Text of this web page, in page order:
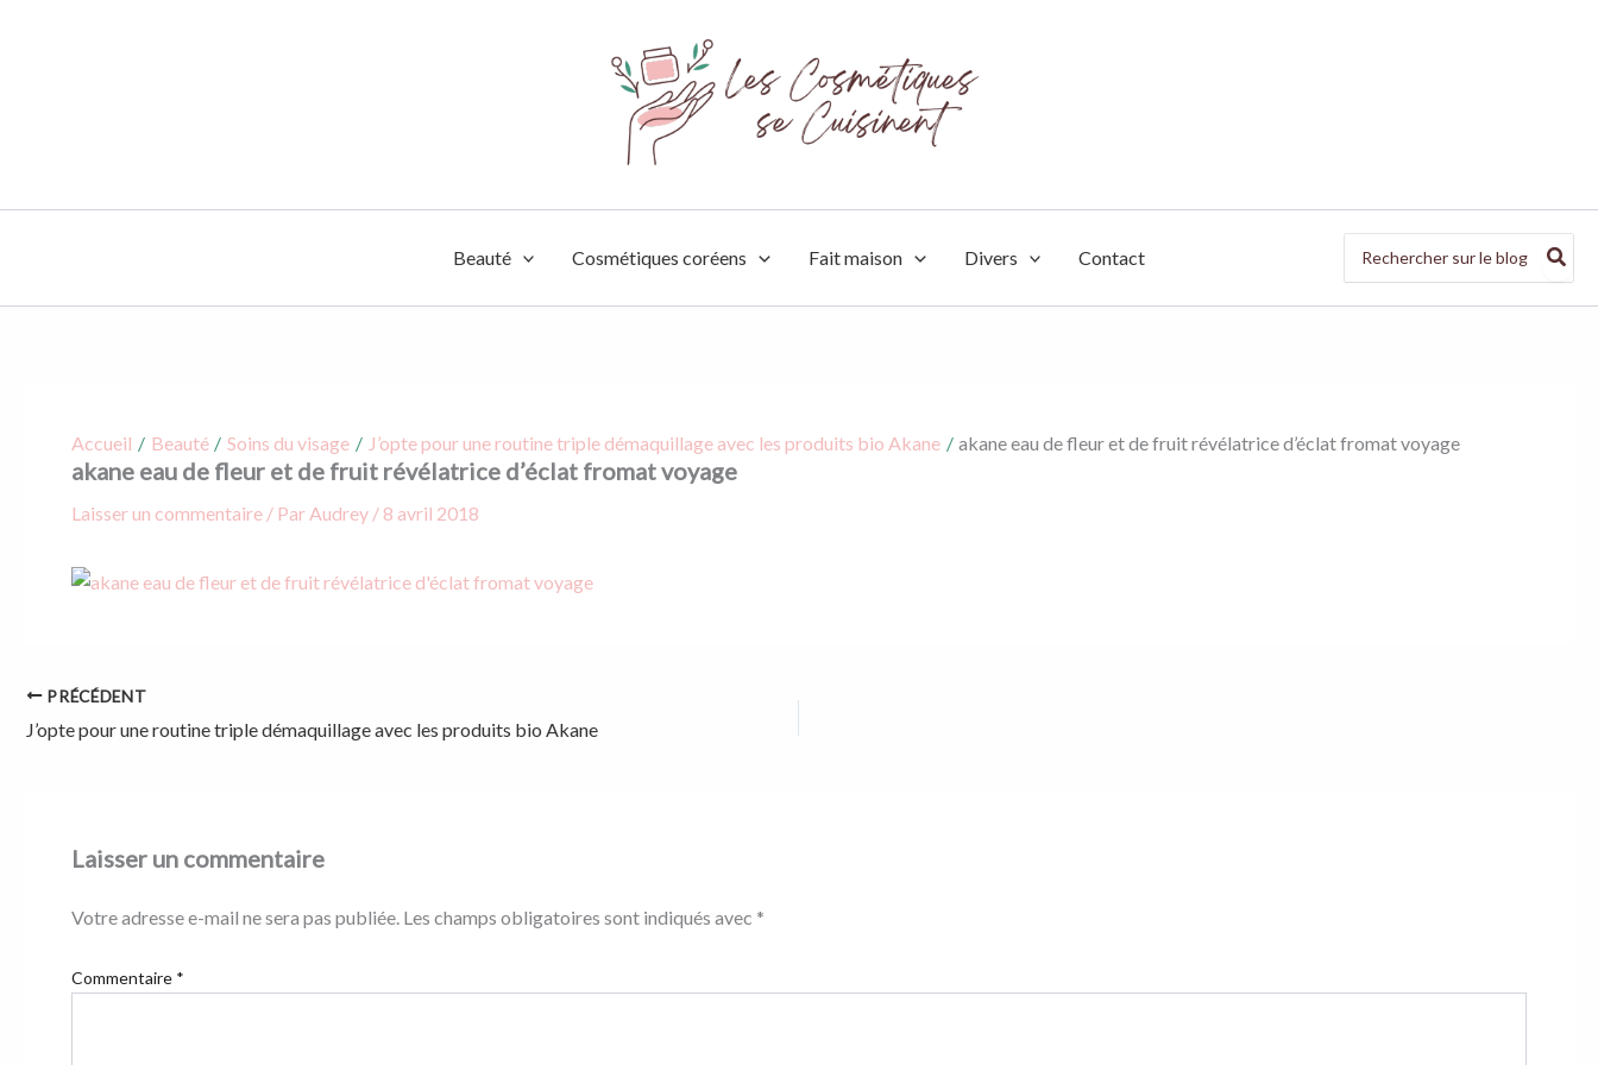
Beauté Cosmétiques coréens Fait maison Divers Contact
for:
Accueil Beauté Soins du visage J’opte pour une routine triple démaquillage avec les produits bio Akane akane eau de fleur et de fruit révélatrice d’éclat fromat voyage
akane eau de fleur et de fruit révélatrice d’éclat fromat voyage
Laisser un commentaire / Par Audrey / 8 avril 2018
PRÉCÉDENT
J’opte pour une routine triple démaquillage avec les produits bio Akane
Laisser un commentaire
Votre adresse e-mail ne sera pas publiée. Les champs obligatoires sont indiqués avec *
Commentaire *